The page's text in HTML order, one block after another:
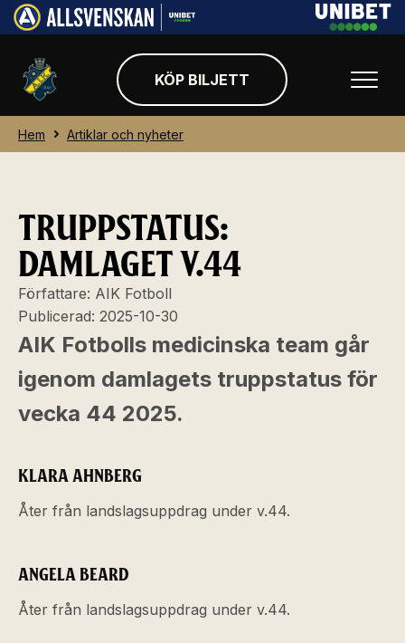
KÖP BILJETT
Hem Artiklar och nyheter
TRUPPSTATUS:
DAMLAGET V.44
Författare: AIK Fotboll
Publicerad: 2025-10-30
AIK Fotbolls medicinska team går
igenom damlagets truppstatus för
vecka 44 2025.
KLARA AHNBERG
Åter från landslagsuppdrag under v.44.
ANGELA BEARD
Åter från landslagsuppdrag under v.44.